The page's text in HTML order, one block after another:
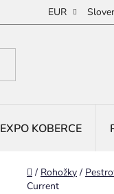
EUR
EXPO KOBERCE
Domov
/ Rohožky /
Current